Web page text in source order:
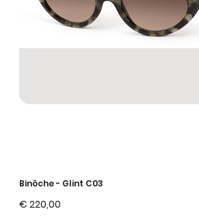
Binôche - Glint C03
Prijs
€ 220,00